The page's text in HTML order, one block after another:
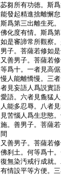
苾芻所有功徳。斯
能發起精進捨離懈
斯爲第三出離生死
佛化度有情。斯爲
如是審諦常所觀察
男子。菩薩若修如
又善男子。菩薩若
等爲十。一者見高
慢人能離憍慢。三
者見妄語人爲説實
愛語。六者見麁猛
人能多忍辱。八者
見苦惱人爲生悲愍
施。善男子。菩薩
間
又善男子。菩薩若
佛刹土。何等爲十
復無染汚戒行成就
有情設平等方便。